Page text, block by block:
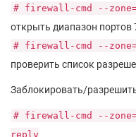
# firewall-cmd --
открыть диапазон портов
# firewall-cmd --
проверить список
Заблокировать/
# firewall-cmd --
reply